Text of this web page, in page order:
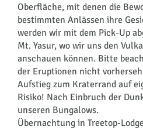
Oberfläche, mit denen die
bestimmten Anlässen ihre
werden wir mit dem Pick-Up
Mt. Yasur, wo wir uns den
anschauen können. Bitte
der Eruptionen nicht
Aufstieg zum Kraterrand auf
Risiko! Nach Einbruch der
unseren Bungalows.
Übernachtung in Treetop-